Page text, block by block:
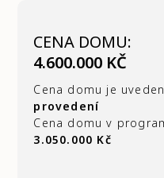
CENA DOMU:
4.600.000 KČ
Cena domu je
provedení
Cena domu v
3.050.000 Kč